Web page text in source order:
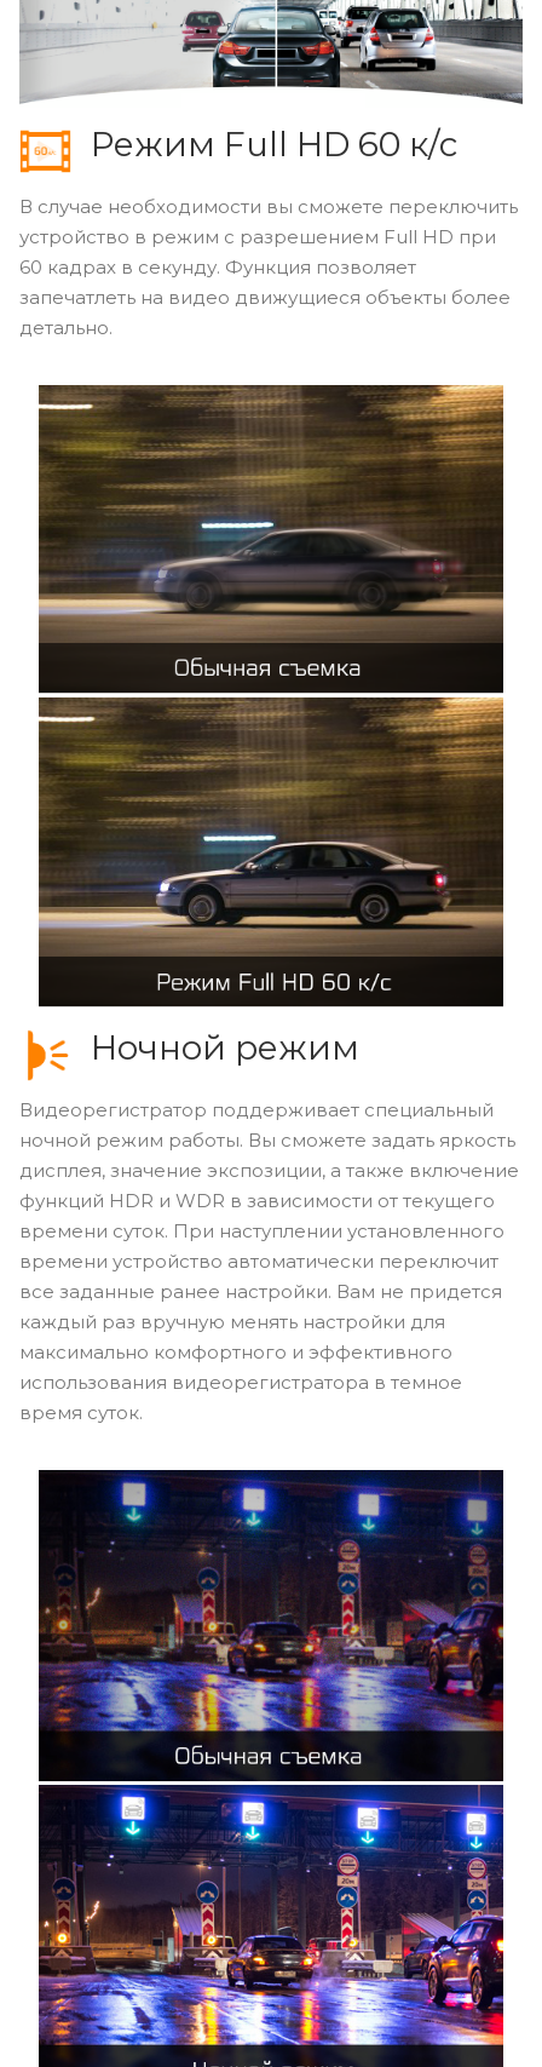
Режим Full HD 60 к/с
В случае необходимости вы сможете переключить
устройство в режим с разрешением Full HD при
60 кадрах в секунду. Функция позволяет
запечатлеть на видео движущиеся объекты более
детально.
Ночной режим
Видеорегистратор поддерживает специальный
ночной режим работы. Вы сможете задать яркость
дисплея, значение экспозиции, а также включение
функций HDR и WDR в зависимости от текущего
времени суток. При наступлении установленного
времени устройство автоматически переключит
все заданные ранее настройки. Вам не придется
каждый раз вручную менять настройки для
максимально комфортного и эффективного
использования видеорегистратора в темное
время суток.